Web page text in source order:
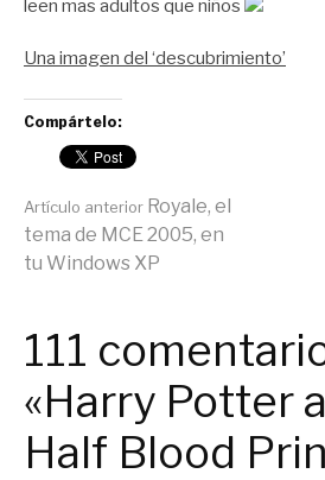
leen mas adultos que niños
Una imagen del ‘descubrimiento’
Compártelo:
Seguir
Artículo anterior Royale, el
tema de MCE 2005, en
tu Windows XP
111
«Harry Potter
Half Blood